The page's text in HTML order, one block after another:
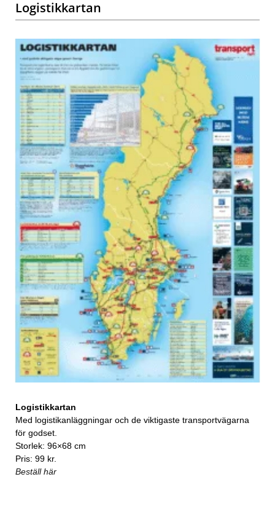
Logistikkartan
Logistikkartan
Med logistikanläggningar och de viktigaste transportvägarna
för godset.
Storlek: 96×68 cm
Pris: 99 kr.
Beställ här